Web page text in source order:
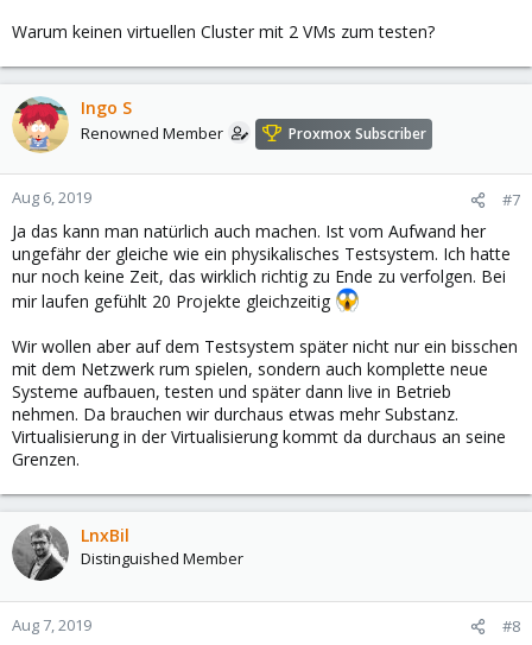
Warum keinen virtuellen Cluster mit 2 VMs zum testen?
Ingo S
Renowned Member Proxmox Subscriber
Aug 6, 2019 #7
Ja das kann man natürlich auch machen. Ist vom Aufwand her
ungefähr der gleiche wie ein physikalisches Testsystem. Ich hatte
nur noch keine Zeit, das wirklich richtig zu Ende zu verfolgen. Bei
mir laufen gefühlt 20 Projekte gleichzeitig
Wir wollen aber auf dem Testsystem später nicht nur ein bisschen
mit dem Netzwerk rum spielen, sondern auch komplette neue
Systeme aufbauen, testen und später dann live in Betrieb
nehmen. Da brauchen wir durchaus etwas mehr Substanz.
Virtualisierung in der Virtualisierung kommt da durchaus an seine
Grenzen.
LnxBil
Distinguished Member
Aug 7, 2019 #8